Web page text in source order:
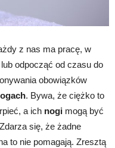
z nas ma pracę, w
odpocząć od czasu do
obowiązków
. Bywa, że ciężko to
a ich nogi mogą być
się, że żadne
to nie pomagają. Zresztą